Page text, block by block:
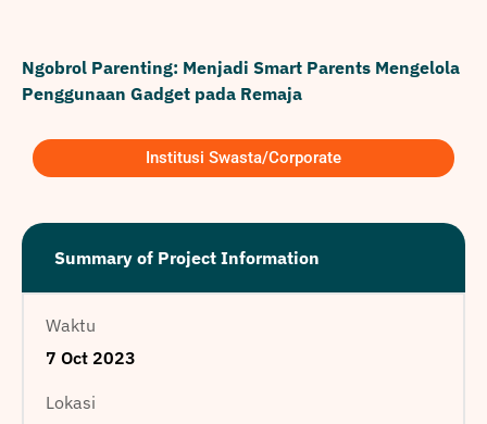
Ngobrol Parenting: Menjadi Smart Parents Mengelola
Penggunaan Gadget pada Remaja
Institusi Swasta/Corporate
Summary of Project Information
Waktu
7 Oct 2023
Lokasi